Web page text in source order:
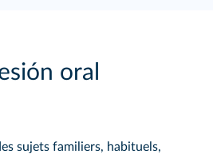
oral
sujets familiers, habituels,